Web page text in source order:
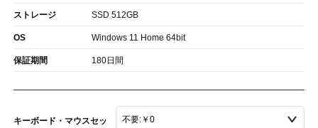
ストレージ SSD 512GB
OS Windows 11 Home 64bit
保証期間 180日間
キーボード・マウスセッ